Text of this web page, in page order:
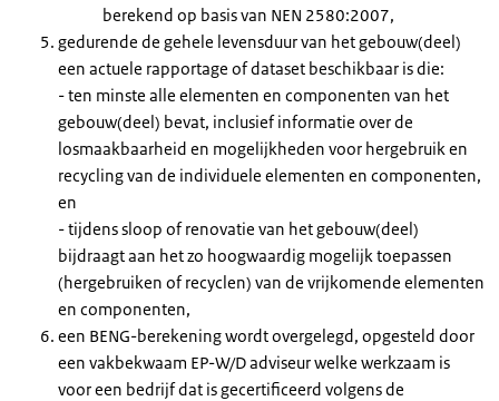
berekend op basis van NEN 2580:2007,
gedurende de gehele levensduur van het gebouw(deel)
een actuele rapportage of dataset beschikbaar is die:
- ten minste alle elementen en componenten van het
gebouw(deel) bevat, inclusief informatie over de
losmaakbaarheid en mogelijkheden voor hergebruik en
recycling van de individuele elementen en componenten,
en
- tijdens sloop of renovatie van het gebouw(deel)
bijdraagt aan het zo hoogwaardig mogelijk toepassen
(hergebruiken of recyclen) van de vrijkomende elementen
en componenten,
een BENG-berekening wordt overgelegd, opgesteld door
een vakbekwaam EP-W/D adviseur welke werkzaam is
voor een bedrijf dat is gecertificeerd volgens de